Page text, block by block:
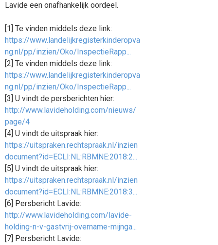
Lavide een onafhankelijk oordeel.
[1] Te vinden middels deze link:
https://www.landelijkregisterkinderopva
ng.nl/pp/inzien/Oko/InspectieRapp...
[2] Te vinden middels deze link:
https://www.landelijkregisterkinderopva
ng.nl/pp/inzien/Oko/InspectieRapp...
[3] U vindt de persberichten hier:
http://www.lavideholding.com/nieuws/
page/4
[4] U vindt de uitspraak hier:
https://uitspraken.rechtspraak.nl/inzien
document?id=ECLI:NL:RBMNE:2018:2...
[5] U vindt de uitspraak hier:
https://uitspraken.rechtspraak.nl/inzien
document?id=ECLI:NL:RBMNE:2018:3...
[6] Persbericht Lavide:
http://www.lavideholding.com/lavide-
holding-n-v-gastvrij-overname-mijnga...
[7] Persbericht Lavide: